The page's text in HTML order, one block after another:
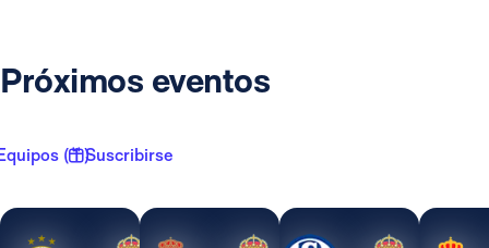
Próximos eventos
( 1 )Suscribirse